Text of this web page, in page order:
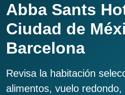
Abba Sants
Ciudad de
Barcelona
Revisa la habitación
alimentos, vuelo